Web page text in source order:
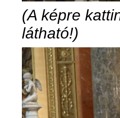
(A képre
látható!)